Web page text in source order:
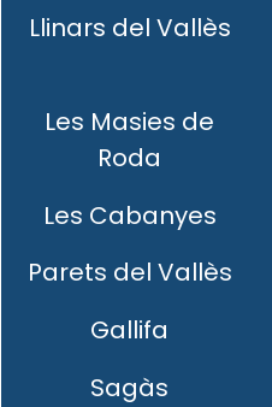
Llinars del Vallès
Les Masies de
Roda
Les Cabanyes
Parets del Vallès
Gallifa
Sagàs